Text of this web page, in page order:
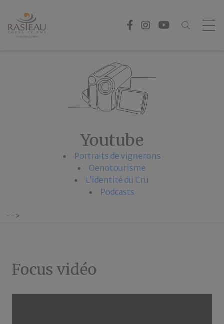
Youtube
Portraits de vignerons
Oenotourisme
L’identité du Cru
Podcasts
-->
Focus vidéo